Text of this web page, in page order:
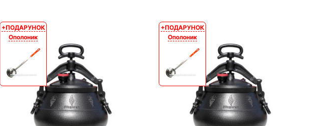
АКЦІЯ
+ПОДАРУНОК
Ополоник
АКЦІЯ
+ПОДАРУНОК
Ополоник